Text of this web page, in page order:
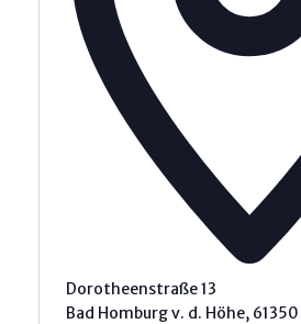
Dorotheenstraße 13
Bad Homburg v. d. Höhe, 61350